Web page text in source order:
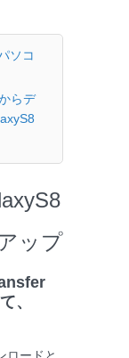
ソコ
らデ
ップ
、